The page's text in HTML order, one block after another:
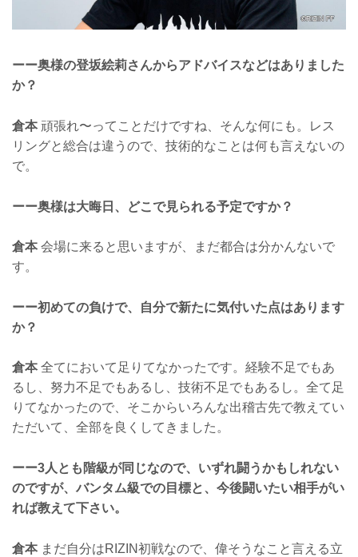
ーー奥様の登坂絵莉さんからアドバイスなどはありました
か？
倉本頑張れ〜ってことだけですね、そんな何にも。レス
リングと総合は違うので、技術的なことは何も言えないの
で。
ーー奥様は大晦日、どこで見られる予定ですか？
倉本会場に来ると思いますが、まだ都合は分かんないで
す。
ーー初めての負けで、自分で新たに気付いた点はあります
か？
倉本全てにおいて足りてなかったです。経験不足でもあ
るし、努力不足でもあるし、技術不足でもあるし。全て足
りてなかったので、そこからいろんな出稽古先で教えてい
ただいて、全部を良くしてきました。
ーー3人とも階級が同じなので、いずれ闘うかもしれない
のですが、バンタム級での目標と、今後闘いたい相手がい
れば教えて下さい。
倉本まだ自分はRIZIN初戦なので、偉そうなこと言える立